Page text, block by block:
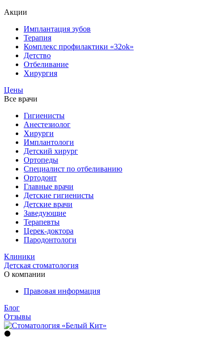
Акции
Имплантация зубов
Терапия
Комплекс профилактики «32ok»
Детство
Отбеливание
Хирургия
Цены
Все врачи
Гигиенисты
Анестезиолог
Хирурги
Имплантологи
Детский хирург
Ортопеды
Специалист по отбеливанию
Ортодонт
Главные врачи
Детские гигиенисты
Детские врачи
Заведующие
Терапевты
Церек-доктора
Пародонтологи
Клиники
Детская стоматология
О компании
Правовая информация
Блог
Отзывы